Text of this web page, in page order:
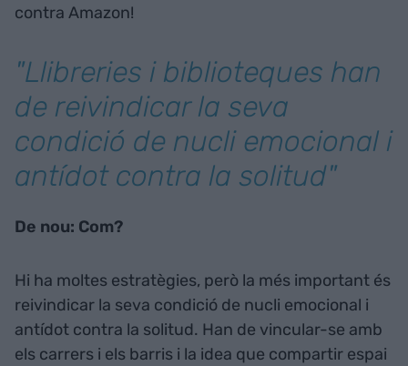
contra Amazon!
"Llibreries i biblioteques han
de reivindicar la seva
condició de nucli emocional i
antídot contra la solitud"
De nou: Com?
Hi ha moltes estratègies, però la més important és
reivindicar la seva condició de nucli emocional i
antídot contra la solitud. Han de vincular-se amb
els carrers i els barris i la idea que compartir espai